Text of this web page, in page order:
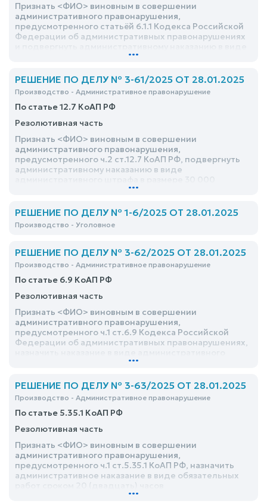
Признать <ФИО> виновным в совершении
административного правонарушения,
предусмотренного статьёй 6.1.1 Кодекса Российской
Федерации об административных правонарушениях
административного штрафа в размере 5 000 (пять
...
РЕШЕНИЕ ПО ДЕЛУ № 3-61/2025 ОТ 28.01.2025
Производство - Административное правонарушение
По статье 12.7 КоАП РФ
Резолютивная часть
Признать <ФИО> виновным в совершении
административного правонарушения,
предусмотренного ч.2 ст.12.7 КоАП РФ, подвергнуть
административному наказанию в виде
...
РЕШЕНИЕ ПО ДЕЛУ № 1-6/2025 ОТ 28.01.2025
Производство - Уголовное
РЕШЕНИЕ ПО ДЕЛУ № 3-62/2025 ОТ 28.01.2025
Производство - Административное правонарушение
По статье 6.9 КоАП РФ
Резолютивная часть
Признать <ФИО> виновным в совершении
административного правонарушения,
предусмотренного ч.1 ст.6.9 Кодекса Российской
Федерации об административных правонарушениях,
штрафа в размере 5000 (пять тысяч) рублей
...
РЕШЕНИЕ ПО ДЕЛУ № 3-63/2025 ОТ 28.01.2025
Производство - Административное правонарушение
По статье 5.35.1 КоАП РФ
Резолютивная часть
Признать <ФИО> виновным в совершении
административного правонарушения,
предусмотренного ч.1 ст.5.35.1 КоАП РФ, назначить
административное наказание в виде обязательных
...